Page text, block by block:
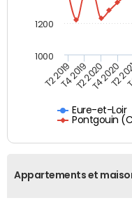
Eure-et-Loir
Pontgouin
T2 2019T4 2019T2 2020T4 2020
T2
1000
1200
Appartements et